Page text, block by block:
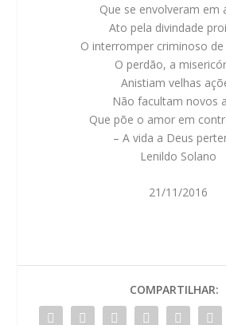
Que se envolveram em
Ato pela divindade
O interromper criminoso de
O perdão, a
Anistiam velhas
Não facultam novos
Que põe o amor em
– A vida a Deus
Lenildo Solano
21/11/2016
COMPARTILHAR: